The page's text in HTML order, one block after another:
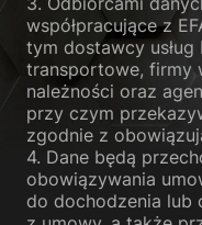
współpracujące z
tym dostawcy
transportowe, firmy
należności oraz
przy czym
zgodnie z
4. Dane będą
obowiązywania
do dochodzenia lub